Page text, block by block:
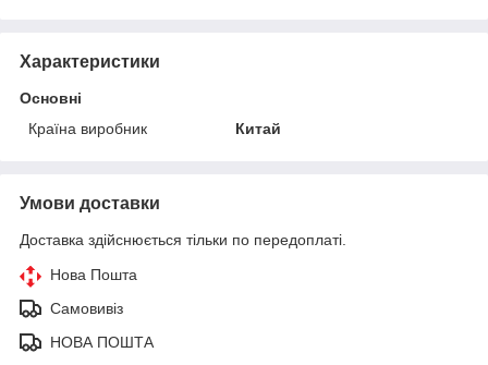
Характеристики
Основні
Країна виробник
Китай
Умови доставки
Доставка здійснюється тільки по передоплаті.
Нова Пошта
Самовивіз
НОВА ПОШТА